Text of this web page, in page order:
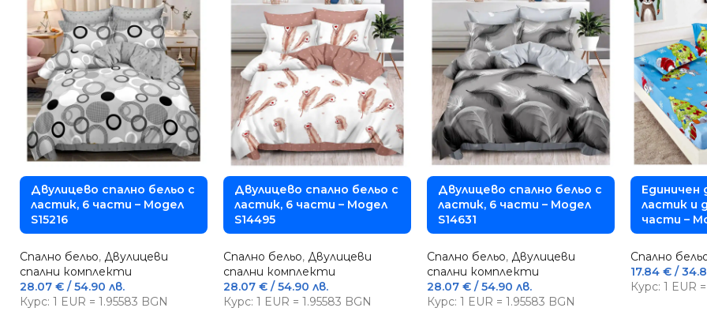
Двулицево спално бельо с
ластик, 6 части – Модел
S15216
Спално бельо, Двулицеви
спални комплекти
28.07 € / 54.90 лв.
Курс: 1 EUR = 1.95583 BGN
Двулицево спално бельо с
ластик, 6 части – Модел
S14495
Спално бельо, Двулицеви
спални комплекти
28.07 € / 54.90 лв.
Курс: 1 EUR = 1.95583 BGN
Двулицево спално бельо с
ластик, 6 части – Модел
S14631
Спално бельо, Двулицеви
спални комплекти
28.07 € / 54.90 лв.
Курс: 1 EUR = 1.95583 BGN
Единичен
ластик и
части –
Спално
17.84 € /
Курс: 1 EUR